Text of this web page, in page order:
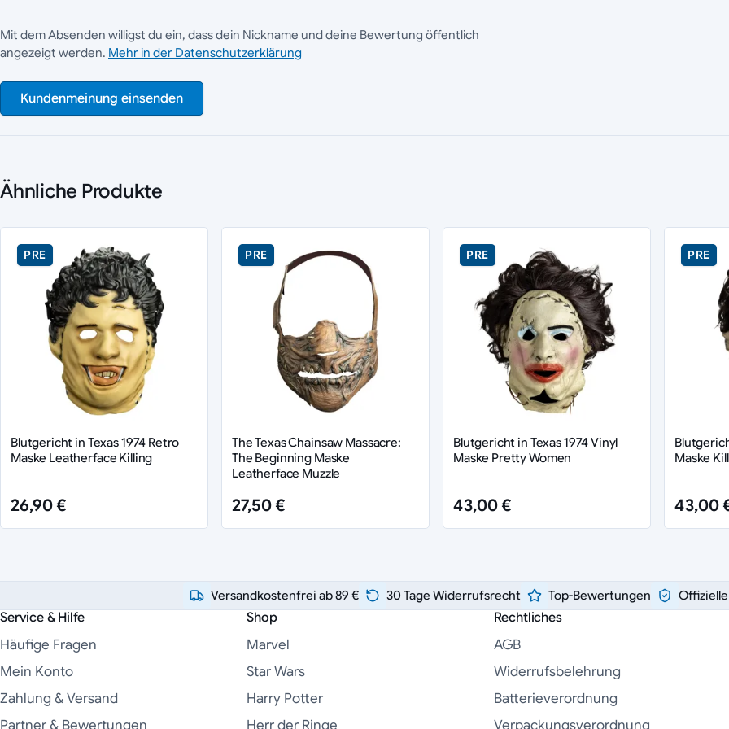
Mit dem Absenden willigst du ein, dass dein Nickname und deine Bewertung öffentlich
angezeigt werden. Mehr in der Datenschutzerklärung
Kundenmeinung einsenden
Ähnliche Produkte
PRE
Blutgericht in Texas 1974 Retro
Maske Leatherface Killing
26,90 €
PRE
The Texas Chainsaw Massacre:
The Beginning Maske
Leatherface Muzzle
27,50 €
PRE
Blutgericht in Texas 1974 Vinyl
Maske Pretty Women
43,00 €
PRE
Maske
43,00
Versandkostenfrei ab 89 € 30 Tage Widerrufsrecht Top-Bewertungen
Service & Hilfe
Häufige Fragen
Mein Konto
Zahlung & Versand
Partner & Bewertungen
Shop
Marvel
Star Wars
Harry Potter
Herr der Ringe
Rechtliches
AGB
Widerrufsbelehrung
Batterieverordnung
Verpackungsverordnung